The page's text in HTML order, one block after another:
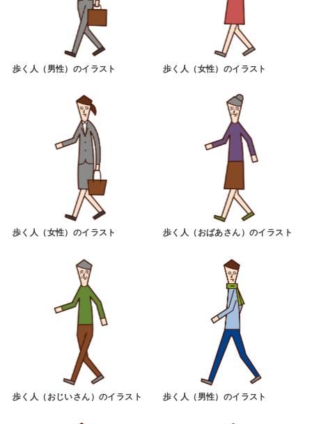
歩く人（男性）のイラスト 歩く人（女性）のイラスト
歩く人（女性）のイラスト 歩く人（おばあさん）のイラスト
歩く人（おじいさん）のイラスト 歩く人（男性）のイラスト